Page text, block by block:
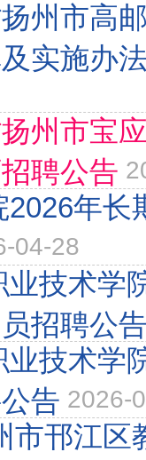
州市高
实施办
州市宝
聘公告
年长
04-28
技术学
招聘公
技术学
告 2026-
市邗江区